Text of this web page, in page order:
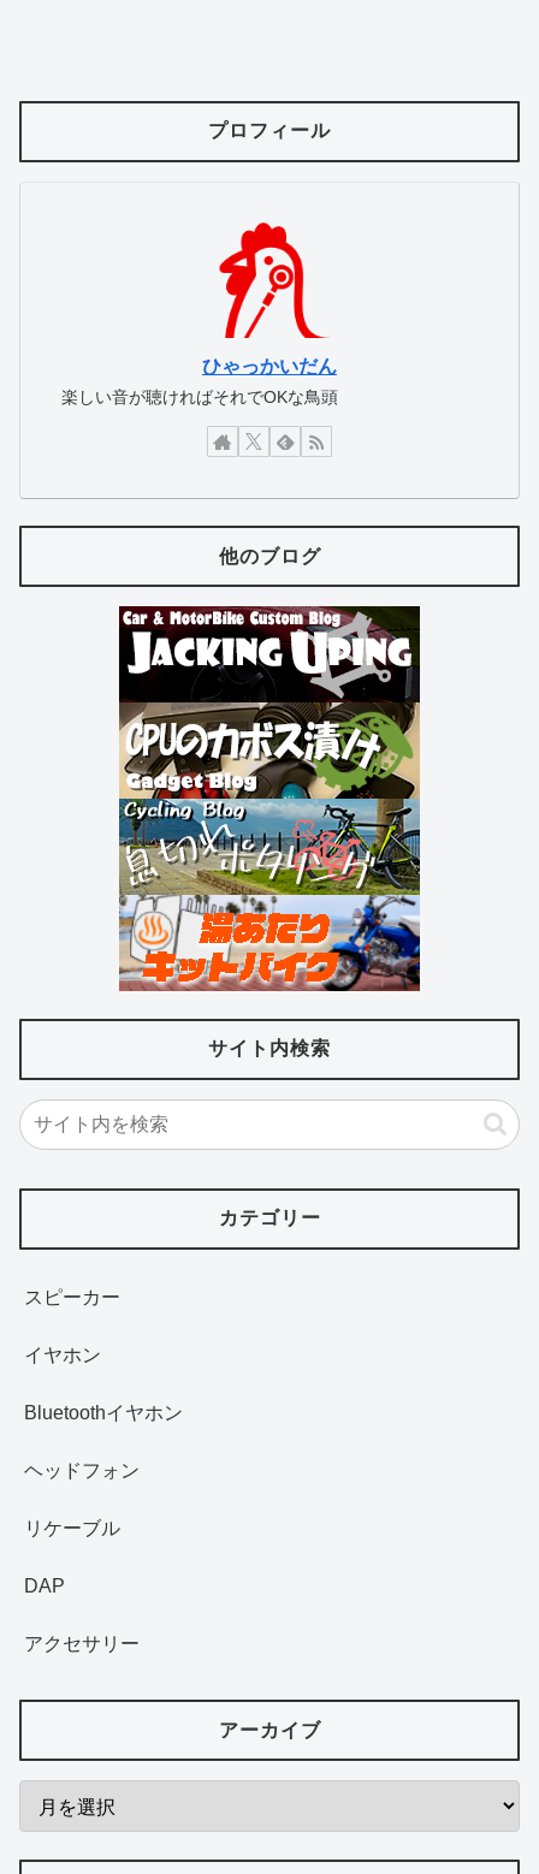
プロフィール
ひゃっかいだん
楽しい音が聴ければそれでOKな鳥頭
他のブログ
サイト内検索
カテゴリー
スピーカー
イヤホン
Bluetoothイヤホン
ヘッドフォン
リケーブル
DAP
アクセサリー
アーカイブ